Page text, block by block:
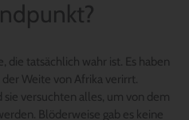
die tatsächlich wahr ist. Es haben
Weite von Afrika verirrt.
versuchten alles, um von dem
Blöderweise gab es keine